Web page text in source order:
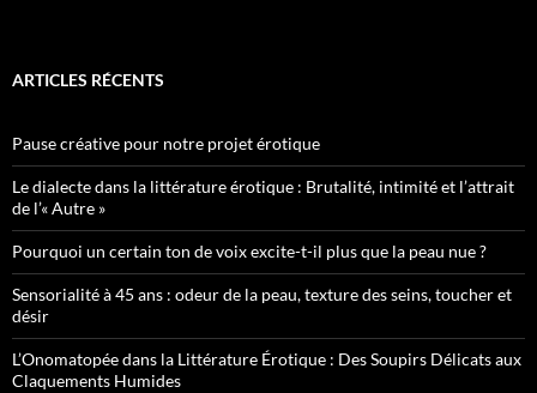
ARTICLES RÉCENTS
Pause créative pour notre projet érotique
Le dialecte dans la littérature érotique : Brutalité, intimité et l’attrait
de l’« Autre »
Pourquoi un certain ton de voix excite-t-il plus que la peau nue ?
Sensorialité à 45 ans : odeur de la peau, texture des seins, toucher et
désir
L’Onomatopée dans la Littérature Érotique : Des Soupirs Délicats aux
Claquements Humides